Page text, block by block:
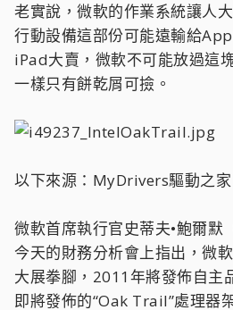
老實說，微軟的作業系統讓人
行動設備這部份可能遠輸給
iPad大賣，微軟不可能放過這
一樣只有餅乾屑可撿。
以下來源：MyDrivers驅動之家
微軟首席執行官史蒂夫•鮑爾
今天的財務分析會上指出，微
大展拳腳，2011年將發佈自主
即將發佈的“Oak Trail”處理器